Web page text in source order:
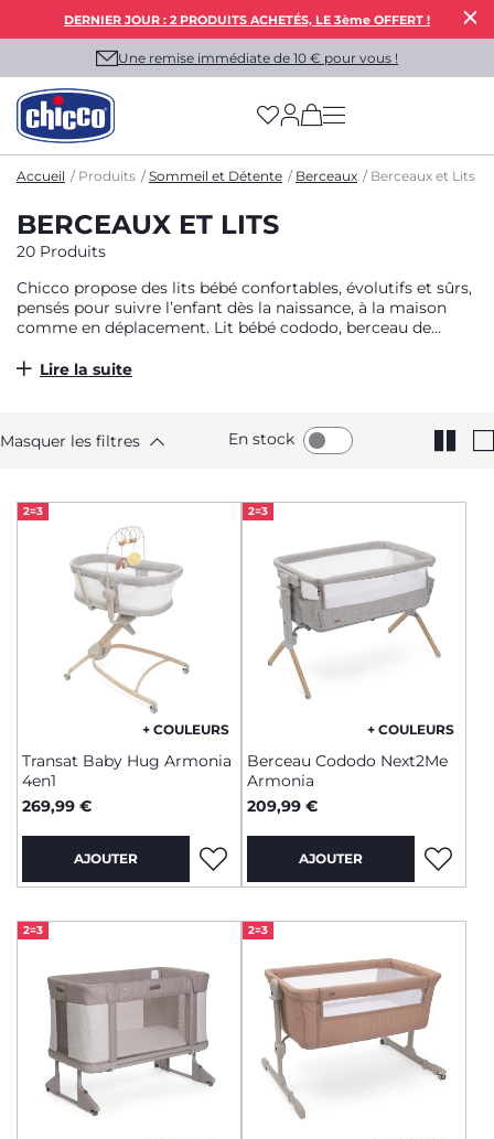
DERNIER JOUR : 2 PRODUITS ACHETÉS, LE 3ème OFFERT !
Une remise immédiate de 10 € pour vous !
(has more options
Accueil Produits Sommeil et Détente Berceaux Berceaux et Lits
BERCEAUX ET LITS
20 Produits
Chicco propose des lits bébé confortables, évolutifs et sûrs,
pensés pour suivre l’enfant dès la naissance, à la maison
comme en déplacement. Lit bébé cododo, berceau de
pour offrir à bébé un sommeil paisible et aux parents une
chaque moment de repos en instant de bien-être.
Lire la suite
Masquer les filtres En stock
2=3
+ COULEURS
Transat Baby Hug Armonia
4en1
269,99 €
AJOUTER
2=3
+ COULEURS
Berceau Cododo Next2Me
Armonia
209,99 €
AJOUTER
2=3 2=3